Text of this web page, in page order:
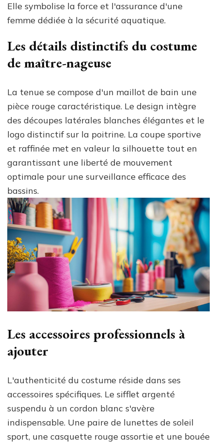
Elle symbolise la force et l'assurance d'une
femme dédiée à la sécurité aquatique.
Les détails distinctifs du costume
de maître-nageuse
La tenue se compose d'un maillot de bain une
pièce rouge caractéristique. Le design intègre
des découpes latérales blanches élégantes et le
logo distinctif sur la poitrine. La coupe sportive
et raffinée met en valeur la silhouette tout en
garantissant une liberté de mouvement
optimale pour une surveillance efficace des
bassins.
Les accessoires professionnels à
ajouter
L'authenticité du costume réside dans ses
accessoires spécifiques. Le sifflet argenté
suspendu à un cordon blanc s'avère
indispensable. Une paire de lunettes de soleil
sport, une casquette rouge assortie et une bouée